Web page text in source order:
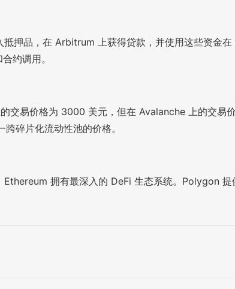
押品，在 Arbitrum 上获得贷款，并使用这些资金
约调用。
交易价格为 3000 美元，但在 Avalanche 上的交
碎片化流动性池的价格。
拥有最深入的 DeFi 生态系统。Polygon